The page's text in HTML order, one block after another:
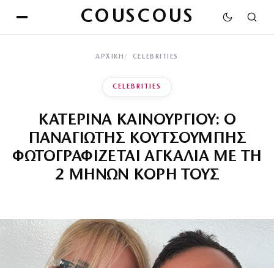
COUSCOUS
ΑΡΧΙΚΉ CELEBRITIES
CELEBRITIES
ΚΑΤΕΡΙΝΑ ΚΑΙΝΟΥΡΓΙΟΥ: Ο
ΠΑΝΑΓΙΩΤΗΣ ΚΟΥΤΣΟΥΜΠΗΣ
ΦΩΤΟΓΡΑΦΙΖΕΤΑΙ ΑΓΚΑΛΙΑ ΜΕ ΤΗ
2 ΜΗΝΩΝ ΚΟΡΗ ΤΟΥΣ